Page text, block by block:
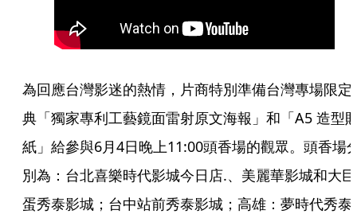
為回應台灣影迷的熱情，片商特別準備台灣專場限定
典「獨家專利工藝鏡面雷射原文海報」和「A5 造型
紙」給參與6月4日晚上11:00頭香場的觀眾。頭香場
別為：台北喜樂時代影城今日店.、美麗華影城和大巨
蛋秀泰影城；台中站前秀泰影城；高雄：夢時代秀泰